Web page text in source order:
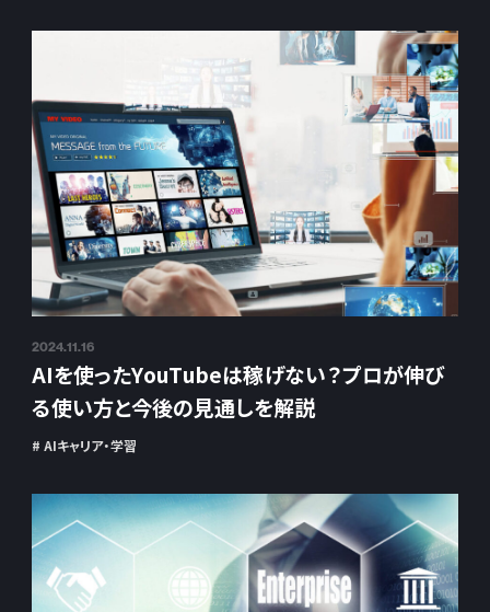
2024.11.16
AIを使ったYouTubeは稼げない？プロが伸び
る使い方と今後の見通しを解説
# AIキャリア・学習